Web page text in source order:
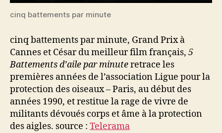
cinq battements par minute
cinq battements par minute, Grand Prix à
Cannes et César du meilleur film français, 5
Battements d’aile par minuteretrace les
premières années de l’association Ligue pour la
protection des oiseaux – Paris, au début des
années 1990, et restitue la rage de vivre de
militants dévoués corps et âme à la protection
des aigles. source : Telerama